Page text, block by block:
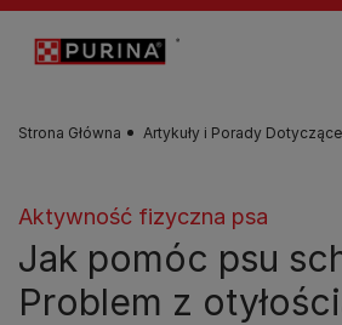
Przejdź do treści
Strona Główna Artykuły i Porady
Aktywność fizyczna psa
Jak pomóc psu
Problem z